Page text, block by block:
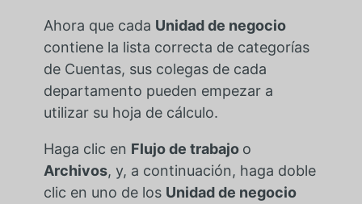
Ahora que cada Unidad de negocio
contiene la lista correcta de categorías
de Cuentas, sus colegas de cada
departamento pueden empezar a
utilizar su hoja de cálculo.
Haga clic en Flujo de trabajo o
Archivos, y, a continuación, haga doble
clic en uno de los Unidad de negocio